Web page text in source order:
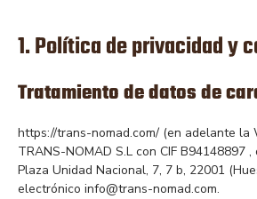
1. Política de privacidad y
Tratamiento de datos de
https://trans-nomad.com/ (en adelante la
TRANS-NOMAD S.L con CIF B94148897
Plaza Unidad Nacional, 7, 7 b, 22001
electrónico info@trans-nomad.com.